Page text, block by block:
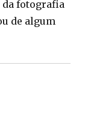
fotografia
de algum